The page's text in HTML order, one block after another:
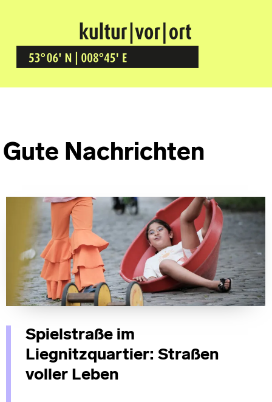
Kultur Vor Ort
BREMEN GRÖPELINGEN
Gute Nachrichten
Spielstraße im
Liegnitzquartier: Straßen
voller Leben